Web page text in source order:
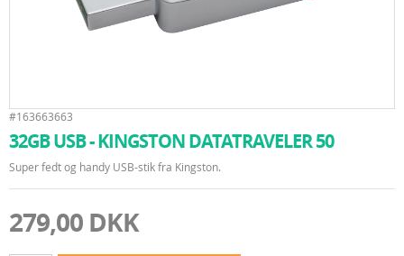
#163663663
32GB USB - KINGSTON DATATRAVELER 50
Super fedt og handy USB-stik fra Kingston.
279,00 DKK